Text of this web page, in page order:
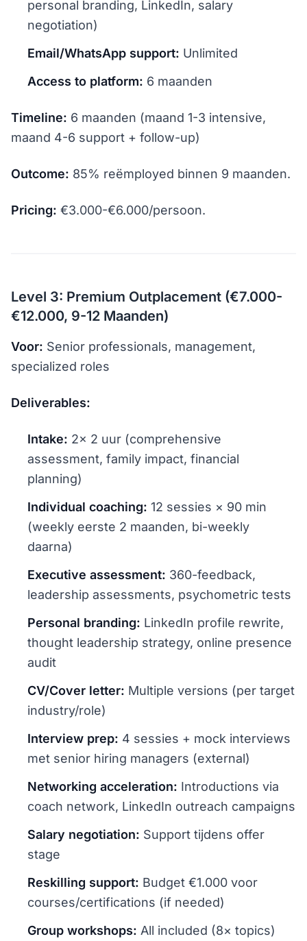
personal branding, LinkedIn, salary
negotiation)
Email/WhatsApp support: Unlimited
Access to platform: 6 maanden
Timeline: 6 maanden (maand 1-3 intensive,
maand 4-6 support + follow-up)
Outcome: 85% reëmployed binnen 9 maanden.
Pricing: €3.000-€6.000/persoon.
Level 3: Premium Outplacement (€7.000-
€12.000, 9-12 Maanden)
Voor: Senior professionals, management,
specialized roles
Deliverables:
Intake: 2× 2 uur (comprehensive
assessment, family impact, financial
planning)
Individual coaching: 12 sessies × 90 min
(weekly eerste 2 maanden, bi-weekly
daarna)
Executive assessment: 360-feedback,
leadership assessments, psychometric tests
Personal branding: LinkedIn profile rewrite,
thought leadership strategy, online presence
audit
CV/Cover letter: Multiple versions (per target
industry/role)
Interview prep: 4 sessies + mock interviews
met senior hiring managers (external)
Networking acceleration: Introductions via
coach network, LinkedIn outreach campaigns
Salary negotiation: Support tijdens offer
stage
Reskilling support: Budget €1.000 voor
courses/certifications (if needed)
Group workshops: All included (8× topics)